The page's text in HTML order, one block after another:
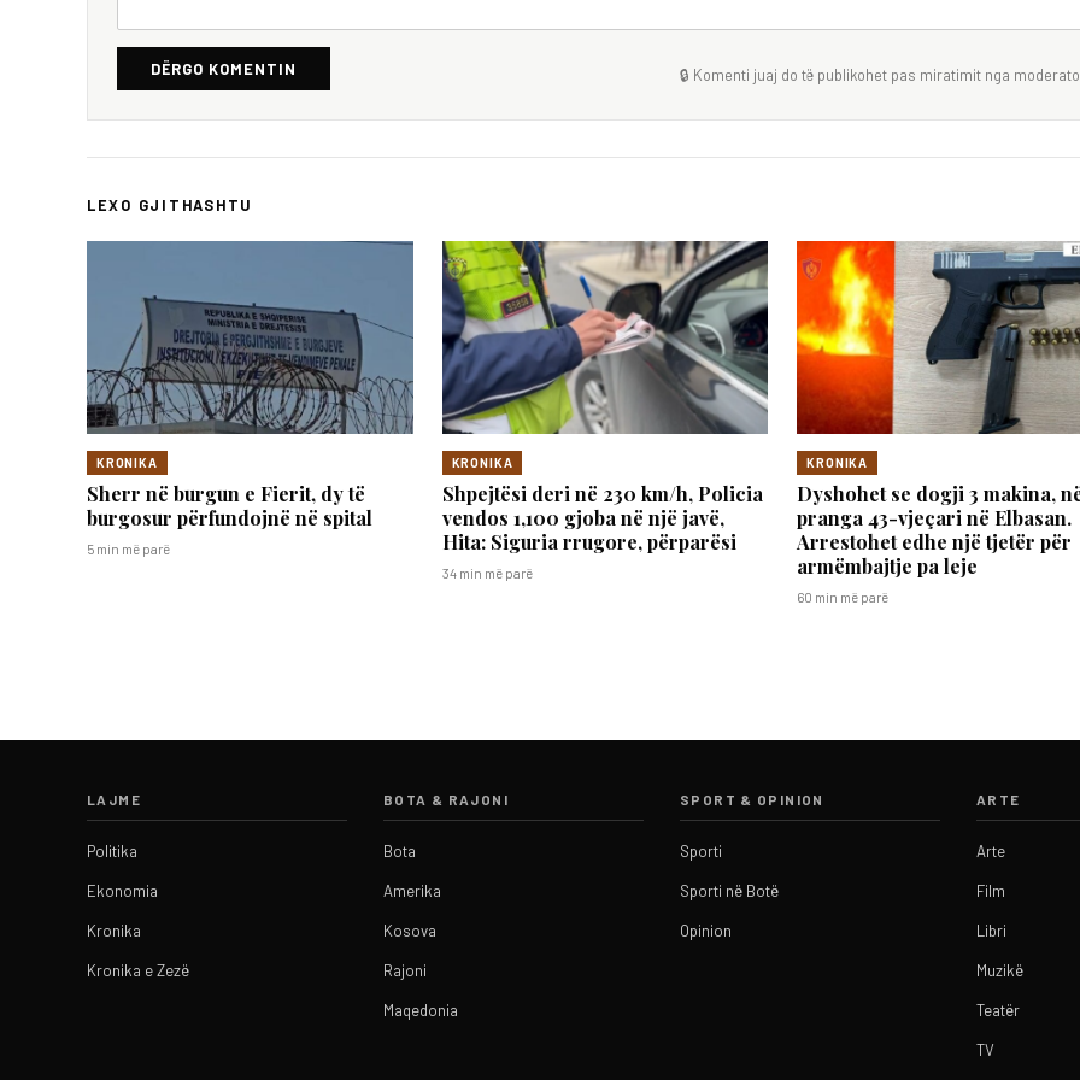
DËRGO KOMENTIN 🔒 Komenti juaj do të publikohet pas miratimit nga
LEXO GJITHASHTU
KRONIKA
Sherr në burgun e Fierit, dy të
burgosur përfundojnë në spital
5 min më parë
KRONIKA
Shpejtësi deri në 230 km/h, Policia
vendos 1,100 gjoba në një javë,
Hita: Siguria rrugore, përparësi
34 min më parë
KRONIKA
Dyshohet se dogji 3 makina,
pranga 43-vjeçari në Elbasan.
Arrestohet edhe një tjetër për
armëmbajtje pa leje
60 min më parë
LAJME
Politika
Ekonomia
Kronika
Kronika e Zezë
BOTA & RAJONI
Bota
Amerika
Kosova
Rajoni
Maqedonia
SPORT & OPINION
Sporti
Sporti në Botë
Opinion
ARTE
Arte
Film
Libri
Muzikë
Teatër
TV